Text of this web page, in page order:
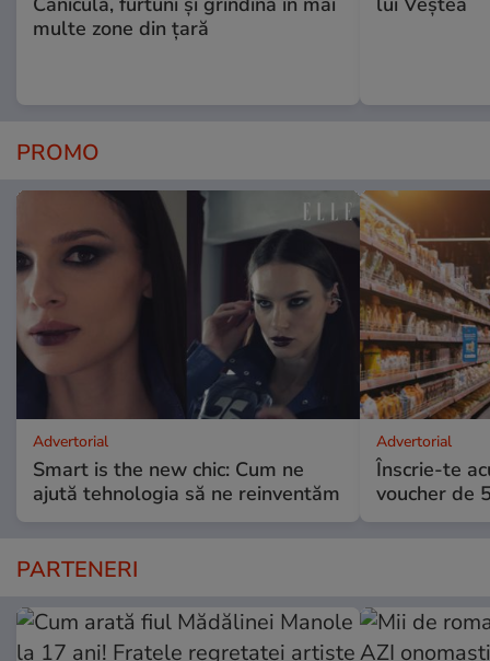
multe zone din țară
PROMO
Advertorial
Smart is the new chic: Cum ne
ajută tehnologia să ne reinventăm
Advertorial
Înscrie-te
voucher de
PARTENERI